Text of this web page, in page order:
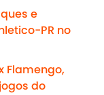
e
PR no
Flamengo,
do